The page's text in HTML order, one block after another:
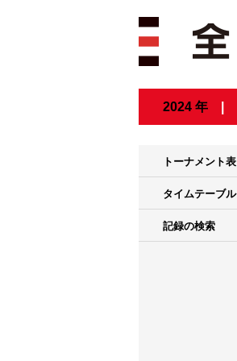
2024 年
トーナメント表
タイムテーブル
記録の検索